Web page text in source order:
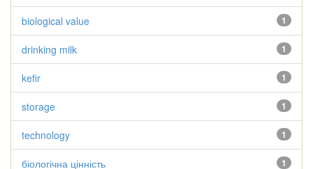
1
biological value
1
drinking milk
1
kefir
1
storage
1
technology
1
біологічна цінність